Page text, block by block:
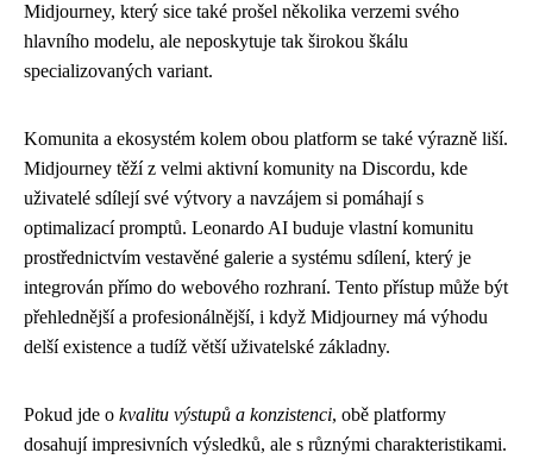
Midjourney, který sice také prošel několika verzemi svého
hlavního modelu, ale neposkytuje tak širokou škálu
specializovaných variant.
Komunita a ekosystém kolem obou platform se také výrazně liší.
Midjourney těží z velmi aktivní komunity na Discordu, kde
uživatelé sdílejí své výtvory a navzájem si pomáhají s
optimalizací promptů. Leonardo AI buduje vlastní komunitu
prostřednictvím vestavěné galerie a systému sdílení, který je
integrován přímo do webového rozhraní. Tento přístup může být
přehlednější a profesionálnější, i když Midjourney má výhodu
delší existence a tudíž větší uživatelské základny.
Pokud jde o kvalitu výstupů a konzistenci, obě platformy
dosahují impresivních výsledků, ale s různými charakteristikami.